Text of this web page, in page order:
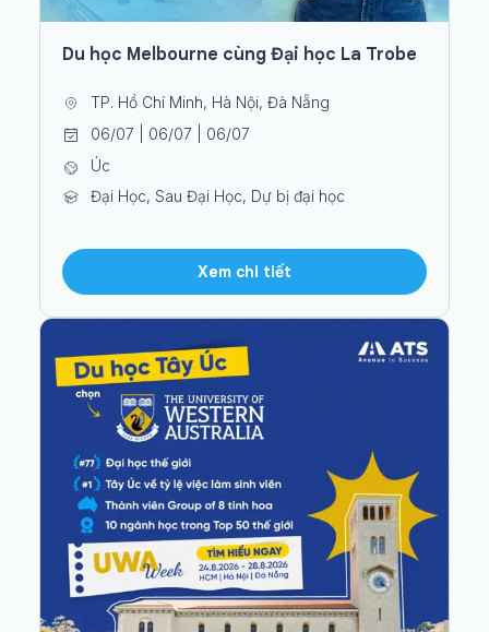
Du học Melbourne cùng Đại học La Trobe
TP. Hồ Chí Minh, Hà Nội, Đà Nẵng
06/07 | 06/07 | 06/07
Úc
Đại Học, Sau Đại Học, Dự bị đại học
Xem chi tiết